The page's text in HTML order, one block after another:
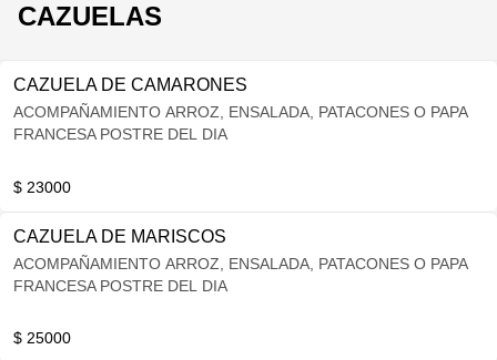
CAZUELAS
CAZUELA DE CAMARONES
ACOMPAÑAMIENTO ARROZ, ENSALADA, PATACONES O PAPA
FRANCESA POSTRE DEL DIA
$ 23000
CAZUELA DE MARISCOS
ACOMPAÑAMIENTO ARROZ, ENSALADA, PATACONES O PAPA
FRANCESA POSTRE DEL DIA
$ 25000